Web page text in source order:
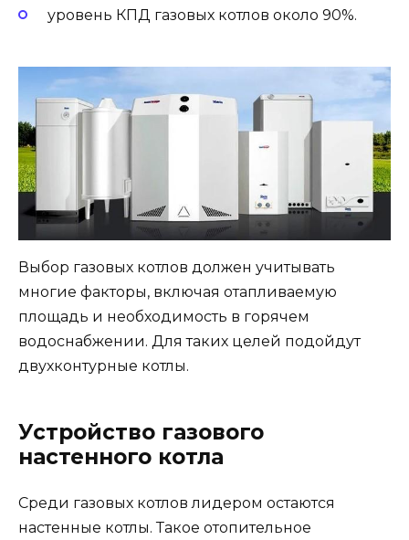
уровень КПД газовых котлов около 90%.
Выбор газовых котлов должен учитывать
многие факторы, включая отапливаемую
площадь и необходимость в горячем
водоснабжении. Для таких целей подойдут
двухконтурные котлы.
Устройство газового
настенного котла
Среди газовых котлов лидером остаются
настенные котлы. Такое отопительное